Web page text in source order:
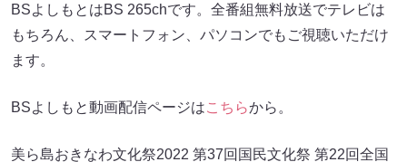
BSよしもとはBS 265chです。全番組無料放送でテレビは
もちろん、スマートフォン、パソコンでもご視聴いただけ
ます。
BSよしもと動画配信ページはこちらから。
美ら島おきなわ文化祭2022 第37回国民文化祭 第22回全国